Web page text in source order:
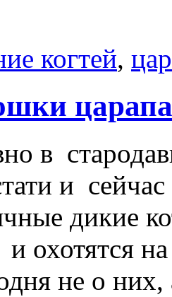
когтей,
в
и сейчас
дикие
охотятся
не о